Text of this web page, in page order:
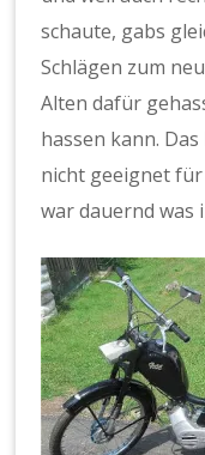
schaute, gabs
Schlägen zum
Alten dafür
hassen kann.
nicht geeignet
war dauernd was